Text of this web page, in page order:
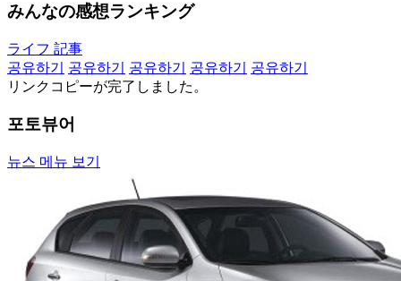
みんなの感想ランキング
ライフ 記事
공유하기
공유하기 공유하기 공유하기
공유하기
リンクコピーが完了しました。
포토뷰어
뉴스 메뉴 보기